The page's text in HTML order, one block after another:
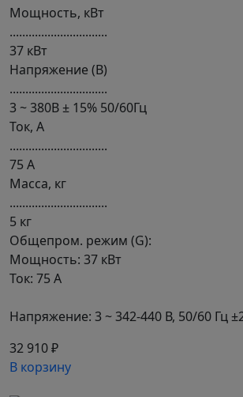
Мощность, кВт
...............................
37 кВт
Напряжение (В)
...............................
3 ~ 380В ± 15% 50/60Гц
Ток, А
...............................
75 А
Масса, кг
...............................
5 кг
Общепром. режим (G):
Мощность: 37 кВт
Ток: 75 А
Напряжение: 3 ~ 342-440 В, 50/60 Гц
32 910 ₽
В корзину